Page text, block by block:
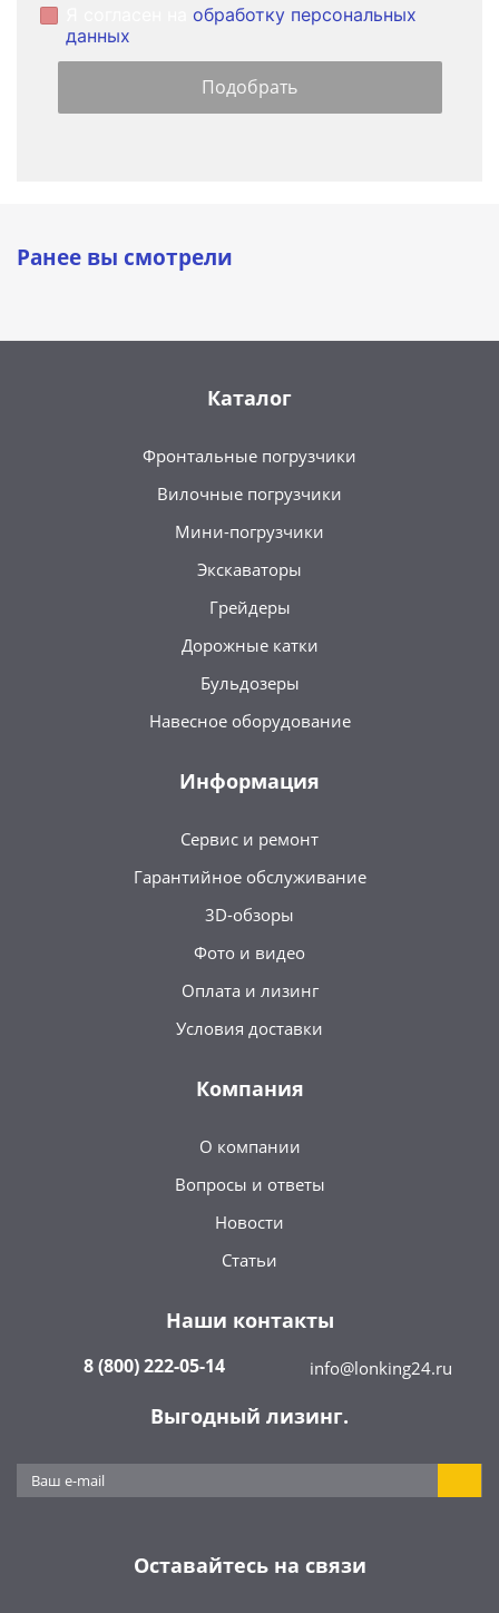
обработку персональных
данных
Ранее вы смотрели
Каталог
Фронтальные погрузчики
Вилочные погрузчики
Мини-погрузчики
Экскаваторы
Грейдеры
Дорожные катки
Бульдозеры
Навесное оборудование
Информация
Сервис и ремонт
Гарантийное обслуживание
3D-обзоры
Фото и видео
Оплата и лизинг
Условия доставки
Компания
О компании
Вопросы и ответы
Новости
Статьи
Наши контакты
8 (800) 222-05-14 info@lonking24.ru
Выгодный лизинг.
Оставайтесь на связи